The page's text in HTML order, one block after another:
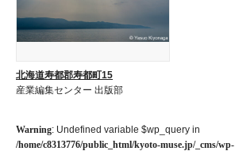
北海道寿都郡寿都町15
産業編集センター 出版部
Warning: Undefined variable $wp_query in
/home/c8313776/public_html/kyoto-muse.jp/_cms/wp-